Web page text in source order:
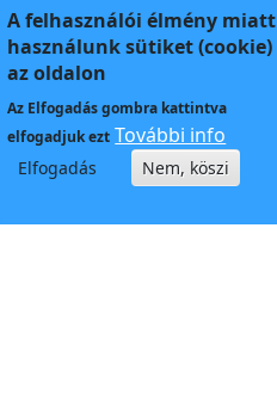
A felhasználói élmény miatt
használunk sütiket (cookie)
az oldalon
Az Elfogadásgombra kattintva
elfogadjuk ezt További info
Elfogadás Nem, köszi